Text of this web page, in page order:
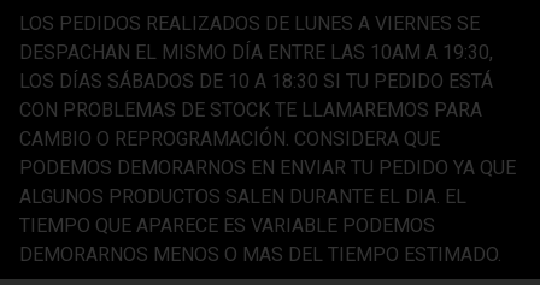
LOS PEDIDOS REALIZADOS DE LUNES A VIERNES SE
DESPACHAN EL MISMO DÍA ENTRE LAS 10AM A 19:30,
LOS DÍAS SÁBADOS DE 10 A 18:30 SI TU PEDIDO ESTÁ
CON PROBLEMAS DE STOCK TE LLAMAREMOS PARA
CAMBIO O REPROGRAMACIÓN. CONSIDERA QUE
PODEMOS DEMORARNOS EN ENVIAR TU PEDIDO YA QUE
ALGUNOS PRODUCTOS SALEN DURANTE EL DIA. EL
TIEMPO QUE APARECE ES VARIABLE PODEMOS
DEMORARNOS MENOS O MAS DEL TIEMPO ESTIMADO.